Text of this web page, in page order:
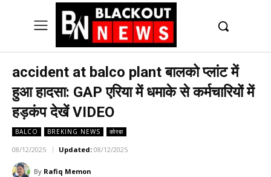
accident at balco plant बालको प्लांट में
हुआ हादसा: GAP एरिया में धमाके से कर्मचारियों में
हड़कंप देखें VIDEO
BALCO BREKING NEWS कोरबा
08/12/2025 Updated: 08/12/2025
By Rafiq Memon